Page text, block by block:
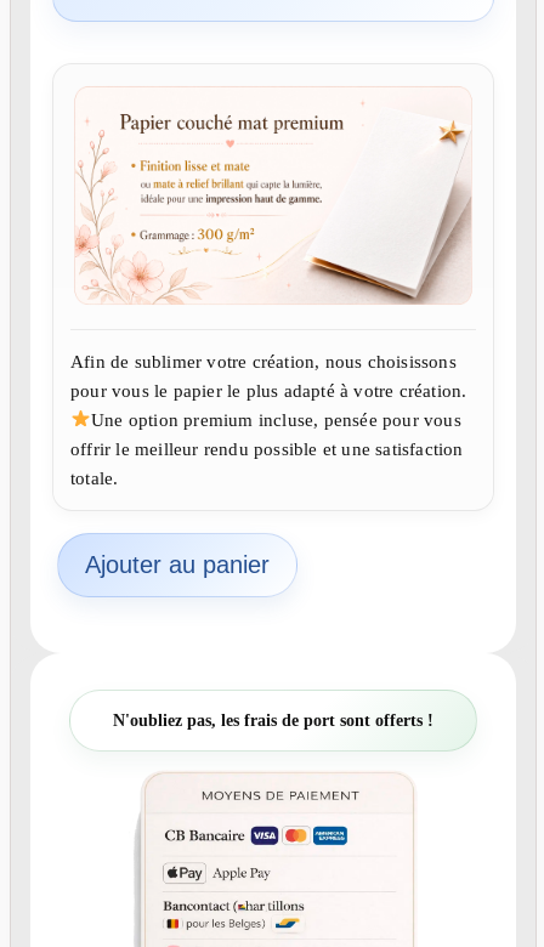
Afin de sublimer votre création, nous choisissons
pour vous le papier le plus adapté à votre création.
Une option premium incluse, pensée pour vous
offrir le meilleur rendu possible et une satisfaction
totale.
u
Ajouter au panier
N'oubliez pas, les frais de port sont offerts !